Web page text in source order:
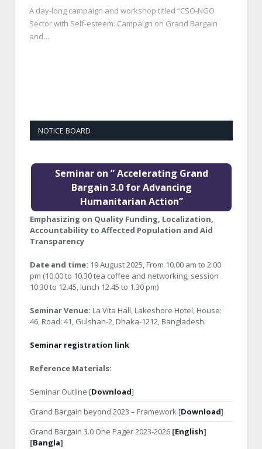
A day-long campaign and workshop titled “CSO-NGO
Sector with Self-esteem: Campaign on Grand Bargain
and…
NOTICE BOARD
Seminar on ” Accelerating Grand
Bargain 3.0 for Advancing
Humanitarian Action”
Emphasizing on Quality Funding, Localization,
Accountability to Affected Population and Aid
Transparency
Date and time: 19 August 2025, From 10.00 am to 2:00
pm (10.00 to 10.30 tea coffee and networking; session
10.30 to 12.45, lunch 12.45 to 1.30 pm)
Seminar Venue: La Vita Hall, Lakeshore Hotel, House:
46, Road: 41, Gulshan-2, Dhaka-1212, Bangladesh.
Seminar registration link
Reference Materials:
Seminar Outline [Download]
Grand Bargain beyond 2023 – Framework [Download]
Grand Bargain 3.0 One Pager 2023-2026 [English]
[Bangla]